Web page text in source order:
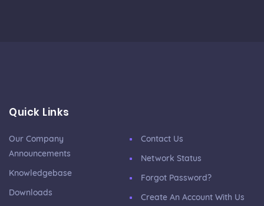
Quick Links
Our Company
Announcements
Knowledgebase
Downloads
Contact Us
Network Status
Forgot Password?
Create An Account With Us